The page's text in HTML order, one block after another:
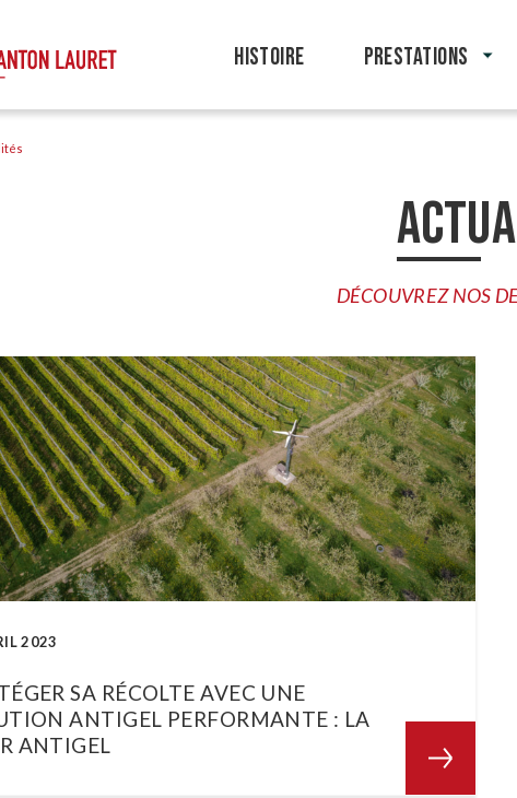
HISTOIRE PRESTATIONS
DÉCOUVREZ NOS
2023
SA RÉCOLTE AVEC UNE
ANTIGEL PERFORMANTE : LA
ANTIGEL